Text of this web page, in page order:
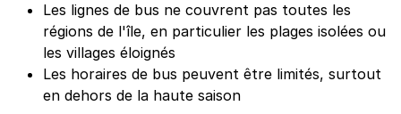
Les lignes de bus ne couvrent pas toutes les
régions de l'île, en particulier les plages isolées ou
les villages éloignés
Les horaires de bus peuvent être limités, surtout
en dehors de la haute saison